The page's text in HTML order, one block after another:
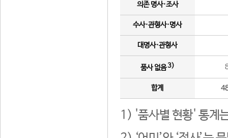
의존 명사·조사
수사·관형사·명사
대명사·관형사
품사 없음3)
합계
1) '품사별 현황' 통계